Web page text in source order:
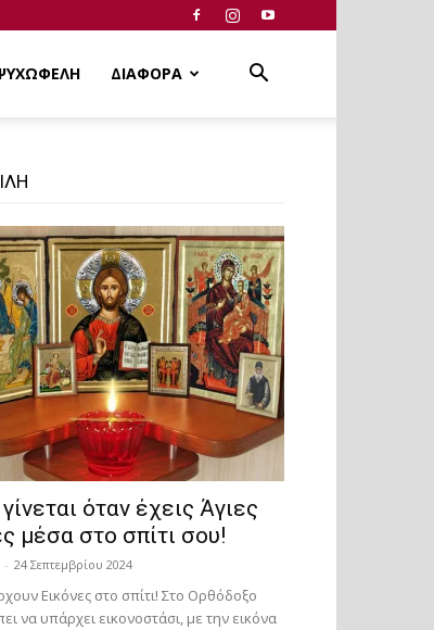
ΔΙΑΦΟΡΑ
όταν έχεις Άγιες
μέσα στο σπίτι σου!
- 24 Σεπτεμβρίου 2024
Εικόνες στο σπίτι! Στο Ορθόδοξο
να υπάρχει εικονοστάσι, με την εικόνα